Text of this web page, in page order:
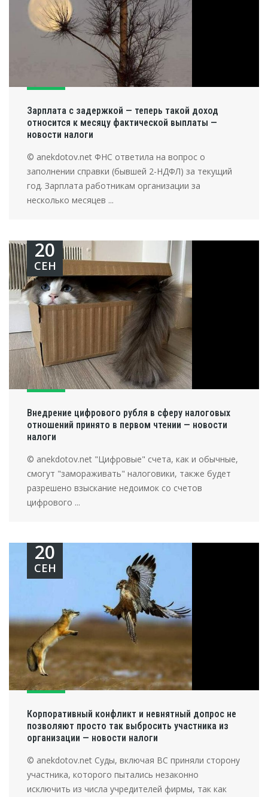
Зарплата с задержкой — теперь такой доход
относится к месяцу фактической выплаты —
новости налоги
© anekdotov.net ФНС ответила на вопрос о
заполнении справки (бывшей 2-НДФЛ) за текущий
год. Зарплата работникам организации за
несколько месяцев ...
Внедрение цифрового рубля в сферу налоговых
отношений принято в первом чтении — новости
налоги
20
СЕН
© anekdotov.net "Цифровые" счета, как и обычные,
смогут "замораживать" налоговики, также будет
разрешено взыскание недоимок со счетов
цифрового ...
Корпоративный конфликт и невнятный допрос не
позволяют просто так выбросить участника из
организации — новости налоги
20
СЕН
© anekdotov.net Суды, включая ВС приняли сторону
участника, которого пытались незаконно
исключить из числа учредителей фирмы, так как